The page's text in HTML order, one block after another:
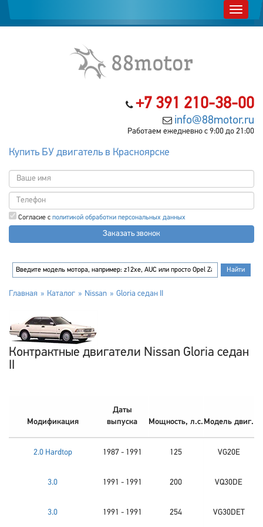
+7 391 210-38-00
info@88motor.ru
Работаем ежедневно с 9:00 до 21:00
Купить БУ двигатель в Красноярске
Согласие с политикой обработки персональных данных
Заказать звонок
Главная Каталог Nissan Gloria седан II
Контрактные двигатели Nissan Gloria седан
II
Модификация
Даты
выпуска
Мощность, л.с. Модель двиг.
2.0 Hardtop 1987 - 1991 125 VG20E
3.0 1991 - 1991 200 VQ30DE
3.0 1991 - 1991 254 VG30DET